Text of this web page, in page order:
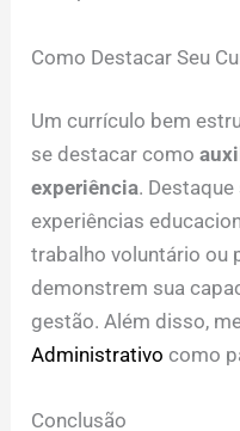
Como Destacar Seu
Um currículo bem
se destacar como
experiência.
experiências
trabalho voluntário ou
demonstrem sua
gestão. Além disso,
Administrativo como
Conclusão